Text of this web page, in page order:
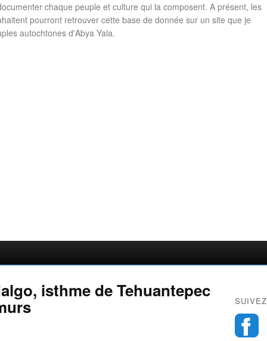
chaque peuple et culture qui la composent. A présent, les
pourront retrouver cette base de donnée sur un site que je
autochtones d'Abya Yala.
isthme de Tehuantepec